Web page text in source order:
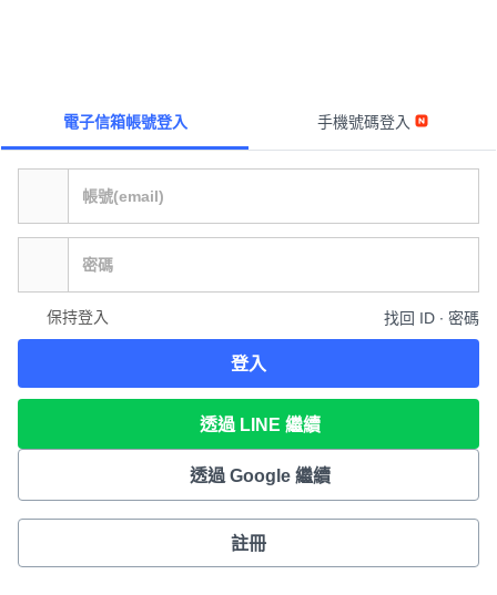
電子信箱帳號登入 手機號碼登入
保持登入 找回 ID ∙ 密碼
登入
透過 LINE 繼續
透過 Google 繼續
註冊